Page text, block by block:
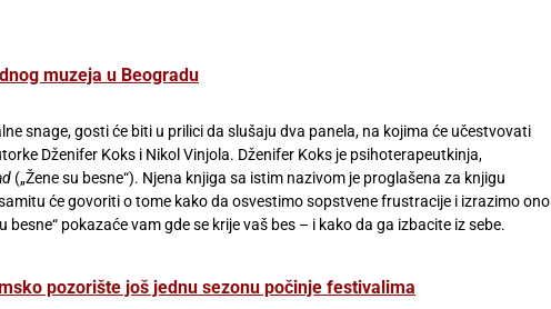
muzeja u Beogradu
snage, gosti će biti u prilici da slušaju dva panela, na kojima će učestvovati
Dženifer Koks i Nikol Vinjola. Dženifer Koks je psihoterapeutkinja,
(„Žene su besne“). Njena knjiga sa istim nazivom je proglašena za knjigu
će govoriti o tome kako da osvestimo sopstvene frustracije i izrazimo ono
pokazaće vam gde se krije vaš bes – i kako da ga izbacite iz sebe.
pozorište još jednu sezonu počinje festivalima